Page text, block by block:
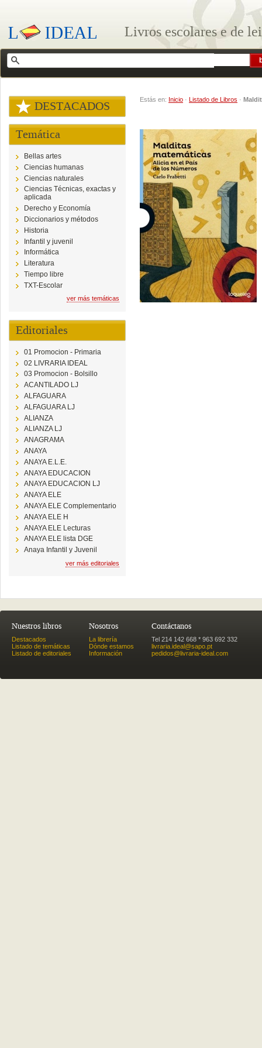
Livros escolares e de
DESTACADOS
Temática
Bellas artes
Ciencias humanas
Ciencias naturales
Ciencias Técnicas, exactas y
aplicada
Derecho y Economía
Diccionarios y métodos
Historia
Infantil y juvenil
Informática
Literatura
Tiempo libre
TXT-Escolar
ver más temáticas
Editoriales
01 Promocion - Primaria
02 LIVRARIA IDEAL
03 Promocion - Bolsillo
ACANTILADO LJ
ALFAGUARA
ALFAGUARA LJ
ALIANZA
ALIANZA LJ
ANAGRAMA
ANAYA
ANAYA E.L.E.
ANAYA EDUCACION
ANAYA EDUCACION LJ
ANAYA ELE
ANAYA ELE Complementario
ANAYA ELE H
ANAYA ELE Lecturas
ANAYA ELE lista DGE
Anaya Infantil y Juvenil
ver más editoriales
Estás en: Inicio · Listado de Libros ·
Nuestros libros
Destacados
Listado de temáticas
Listado de editoriales
Nosotros
La librería
Dónde estamos
Información
Contáctanos
Tel 214 142 668 * 963 692 332
livraria.ideal@sapo.pt
pedidos@livraria-ideal.com